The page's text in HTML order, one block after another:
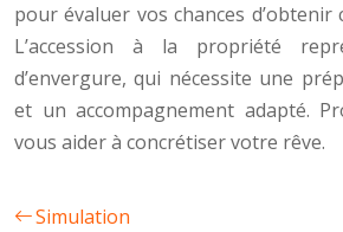
pour évaluer vos chances d’obtenir
L’accession à la propriété
d’envergure, qui nécessite une
et un accompagnement adapté.
vous aider à concrétiser votre rêve.
Simulation